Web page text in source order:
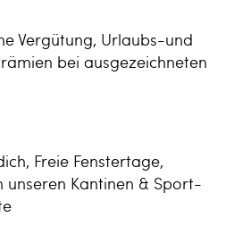
Vergütung, Urlaubs-und
bei ausgezeichneten
Freie Fenstertage,
unseren Kantinen & Sport-